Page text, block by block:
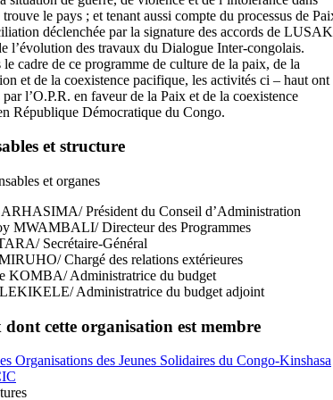
le pays ; et tenant aussi compte du processus de
déclenchée par la signature des accords de
l’évolution des travaux du Dialogue Inter-congolais.
cadre de ce programme de culture de la paix, de la
et de la coexistence pacifique, les activités ci – haut ont
par l’O.P.R. en faveur de la Paix et de la coexistence
République Démocratique du Congo.
et structure
et organes
Président du Conseil d’Administration
MWAMBALI/ Directeur des Programmes
Secrétaire-Général
Chargé des relations extérieures
KOMBA/ Administratrice du budget
Administratrice du budget adjoint
dont cette organisation est membre
Organisations des Jeunes Solidaires du Congo-Kinshasa